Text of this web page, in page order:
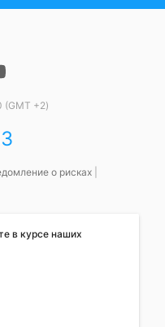
(GMT +2)
о рисках
в курсе наших